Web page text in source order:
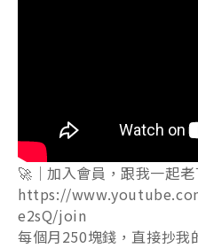
🚀｜加入會員，跟我一起老
https://
e2sQ/join
每個月250塊錢，直接抄我